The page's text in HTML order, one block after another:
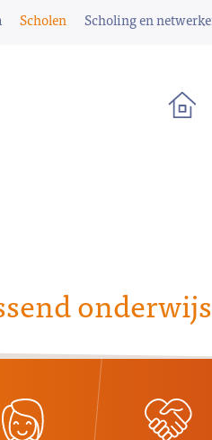
Scholen Scholing en
onderwijs